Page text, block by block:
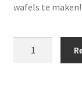
wafels te maken!